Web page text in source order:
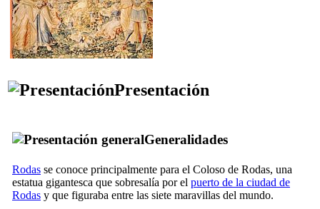
Presentación
Generalidades
Rodas se conoce principalmente para el Coloso de Rodas, una
estatua gigantesca que sobresalía por el puerto de la ciudad de
Rodas y que figuraba entre las siete maravillas del mundo.